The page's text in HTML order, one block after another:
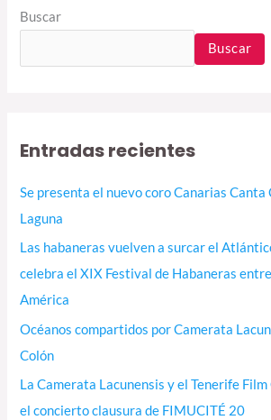
Buscar
Buscar
Entradas recientes
Se presenta el nuevo coro Canarias Canta
Laguna
Las habaneras vuelven a surcar el
celebra el XIX Festival de Habaneras
América
Océanos compartidos por Camerata
Colón
La Camerata Lacunensis y el Tenerife
el concierto clausura de FIMUCITÉ 20